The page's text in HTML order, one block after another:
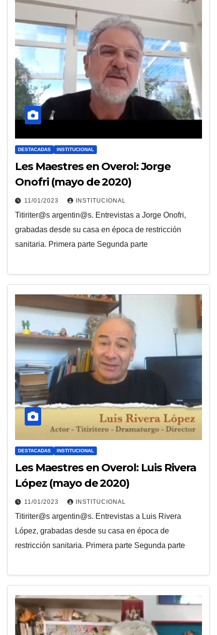
DESTACADAS INSTITUCIONAL
Les Maestres en Overol: Jorge
Onofri (mayo de 2020)
11/01/2023 INSTITUCIONAL
Titiriter@s argentin@s. Entrevistas a Jorge Onofri,
grabadas desde su casa en época de restricción
sanitaria. Primera parte Segunda parte
DESTACADAS INSTITUCIONAL
Les Maestres en Overol: Luis Rivera
López (mayo de 2020)
11/01/2023 INSTITUCIONAL
Titiriter@s argentin@s. Entrevistas a Luis Rivera
López, grabadas desde su casa en época de
restricción sanitaria. Primera parte Segunda parte